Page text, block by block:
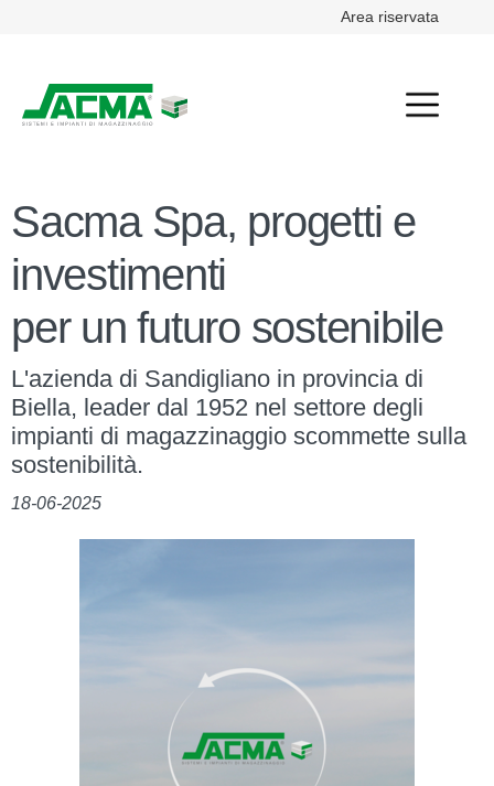
Area riservata
Sacma Spa, progetti e
investimenti
per un futuro sostenibile
L'azienda di Sandigliano in provincia di
Biella, leader dal 1952 nel settore degli
impianti di magazzinaggio scommette sulla
sostenibilità.
18-06-2025